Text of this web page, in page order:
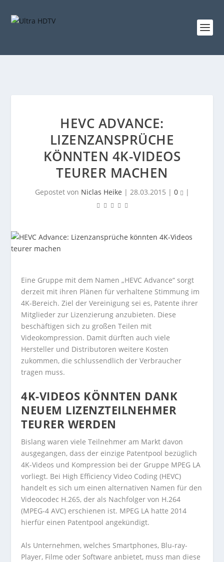
HEVC ADVANCE:
LIZENZANSPRÜCHE
KÖNNTEN 4K-VIDEOS
TEURER MACHEN
Gepostet von Niclas Heike | 28.03.2015 | 0 |
Eine Gruppe mit dem Namen „HEVC Advance“ sorgt
derzeit mit ihren Plänen für verhaltene Stimmung im
4K-Bereich. Ziel der Vereinigung sei es, Patente ihrer
Mitglieder zur Lizenzierung anzubieten. Diese
beschäftigen sich zu großen Teilen mit
Videokompression. Damit dürften auch viele
Hersteller und Distributoren weitere Kosten
zukommen, die schlussendlich der Verbraucher
tragen muss.
4K-VIDEOS KÖNNTEN DANK
NEUEM LIZENZTEILNEHMER
TEURER WERDEN
Bislang waren viele Teilnehmer am Markt davon
ausgegangen, dass der einzige Patentpool bezüglich
4K-Videos und Kompression bei der Gruppe MPEG LA
vorliegt. Bei High Efficiency Video Coding (HEVC)
handelt es sich um einen alternativen Namen für den
Videocodec H.265, der als Nachfolger von H.264
(MPEG-4 AVC) erschienen ist. MPEG LA hatte 2014
hierfür einen Patentpool angekündigt.
Als Unternehmen, welches Smartphones, Blu-ray-
Player, Filme oder Software anbietet, muss man diese